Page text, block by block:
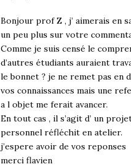
Bonjour prof Z , j’ aimerais en
un peu plus sur votre
Comme je suis censé le
d’autres étudiants auraient
le bonnet ? je ne remet pas en
vos connaissances mais une
a l objet me ferait avancer.
En tout cas , il s’agit d’ un
personnel réfléchit en atelier.
j’espere avoir de vos reponses
merci flavien